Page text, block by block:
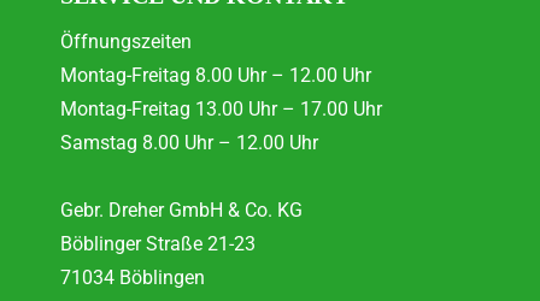
Öffnungszeiten
Montag-Freitag 8.00 Uhr – 12.00 Uhr
Montag-Freitag 13.00 Uhr – 17.00 Uhr
Samstag 8.00 Uhr – 12.00 Uhr
Gebr. Dreher GmbH & Co. KG
Böblinger Straße 21-23
71034 Böblingen